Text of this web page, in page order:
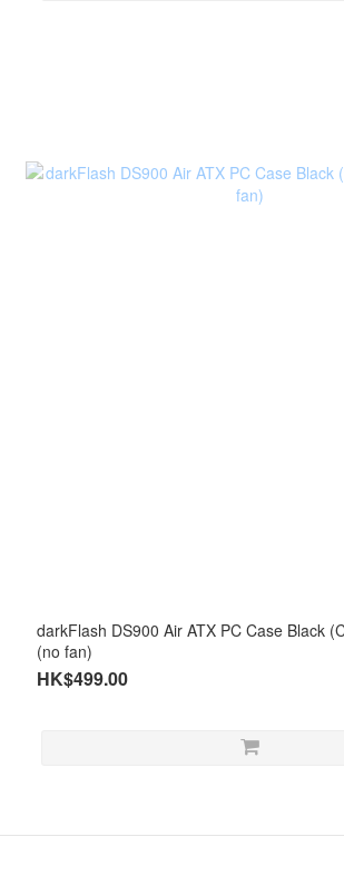
darkFlash DS900 Air ATX PC Case Black
(no fan)
HK$499.00